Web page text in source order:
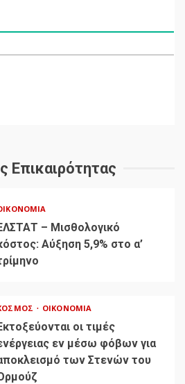
Επικαιρότητας
– Μισθολογικό
Αύξηση 5,9% στο α’
ΟΙΚΟΝΟΜΊΑ
οι τιμές
εν μέσω φόβων για
των Στενών του